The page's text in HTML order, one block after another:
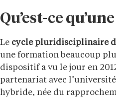
Qu’est-ce
Le cycle pluridisciplinaire
une formation beaucoup
dispositif a vu le jour en
partenariat avec
hybride, née du